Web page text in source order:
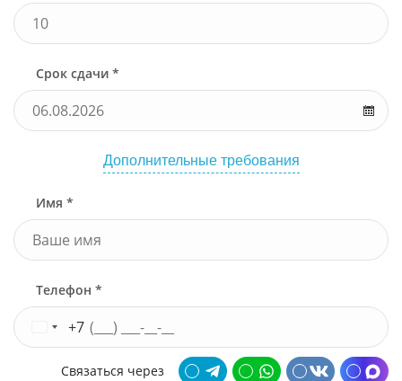
Срок сдачи *
Дополнительные требования
Имя *
Телефон *
+7
Связаться через